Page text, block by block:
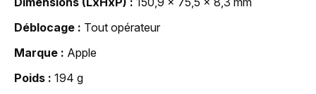
Déblocage
Tout opérateur
Marque
Apple
Poids
194 g